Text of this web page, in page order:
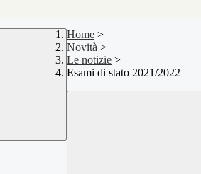
Home >
Novità >
Le notizie >
Esami di stato 2021/2022